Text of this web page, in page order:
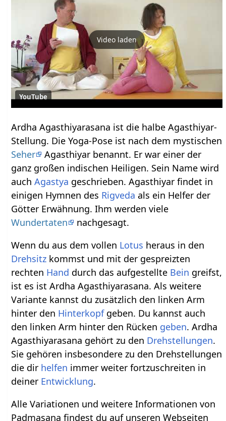
Video laden
YouTube
Ardha Agasthiyarasana ist die halbe Agasthiyar-
Stellung. Die Yoga-Pose ist nach dem mystischen
Seher
Agasthiyar benannt. Er war einer der
ganz großen indischen Heiligen. Sein Name wird
auchAgastya geschrieben. Agasthiyar findet in
einigen Hymnen des Rigveda als ein Helfer der
Götter Erwähnung. Ihm werden viele
Wundertaten
nachgesagt.
Wenn du aus dem vollen Lotus heraus in den
Drehsitz kommst und mit der gespreizten
rechten Hand durch das aufgestellte Bein greifst,
ist es ist Ardha Agasthiyarasana. Als weitere
Variante kannst du zusätzlich den linken Arm
hinter den Hinterkopfgeben. Du kannst auch
den linken Arm hinter den Rücken geben. Ardha
Agasthiyarasana gehört zu den Drehstellungen.
Sie gehören insbesondere zu den Drehstellungen
die dir helfen immer weiter fortzuschreiten in
deiner Entwicklung.
Alle Variationen und weitere Informationen von
Padmasana findest du auf unseren Webseiten